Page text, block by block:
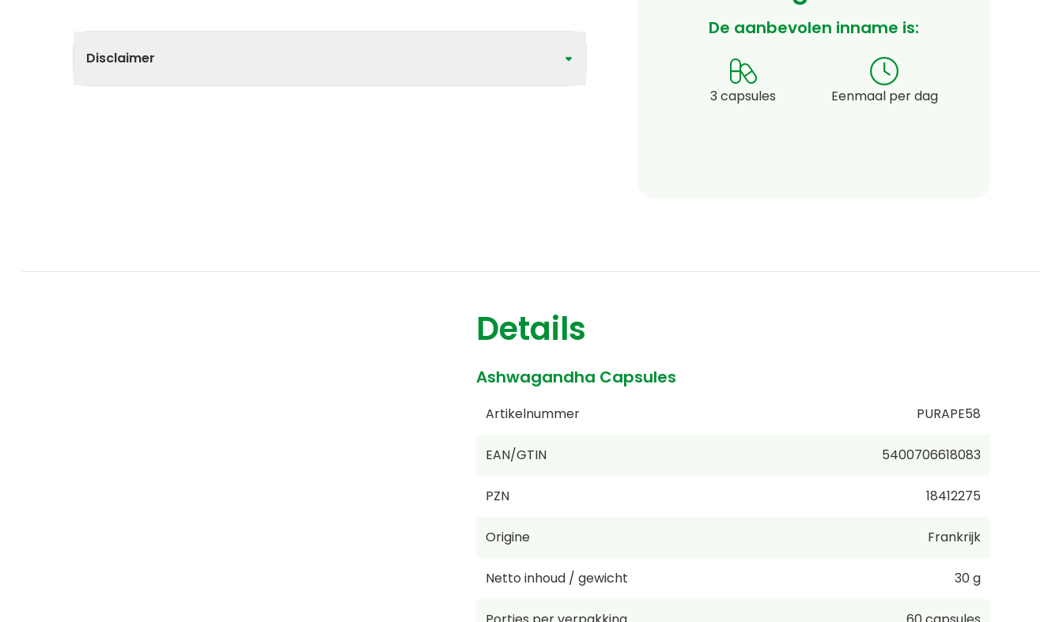
De aanbevolen inname is:
3 capsules Eenmaal per dag
Disclaimer
Details
Ashwagandha Capsules
Artikelnummer PURAPE58
EAN/GTIN 5400706618083
PZN 18412275
Origine Frankrijk
Netto inhoud / gewicht 30 g